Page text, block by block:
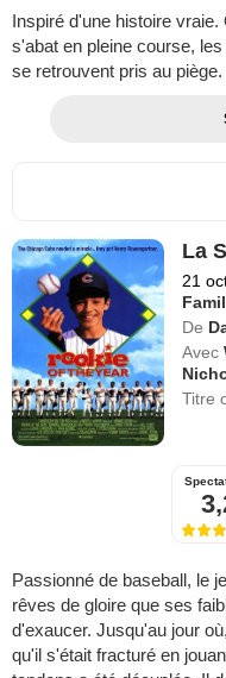
Inspiré d'une histoire
s'abat en pleine course,
se retrouvent pris au piège.
La
21
De
Avec
Titre
Passionné de baseball, le
rêves de gloire que ses
d'exaucer. Jusqu'au jour
qu'il s'était fracturé en